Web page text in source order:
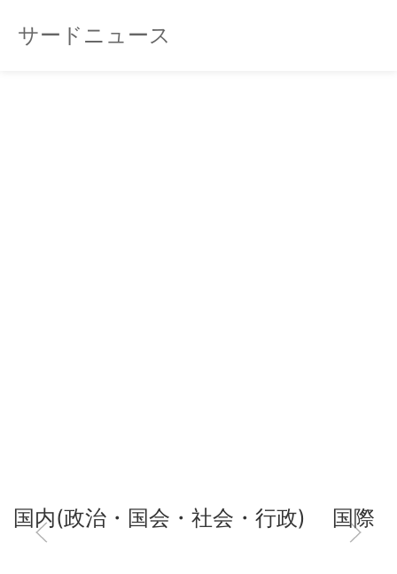
サードニュース
国内(政治・国会・社会・行政) 国際